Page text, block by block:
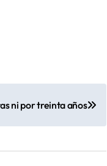
ni por treinta años